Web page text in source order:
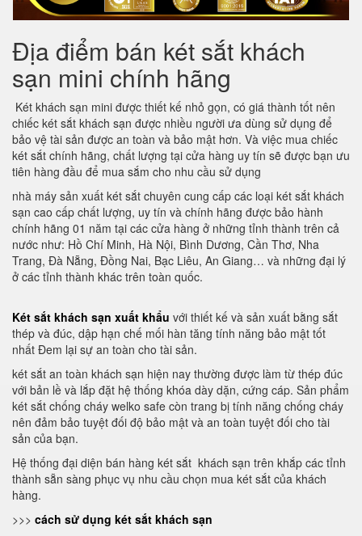
Địa điểm bán két sắt khách
sạn mini chính hãng
Két khách sạn mini được thiết kế nhỏ gọn, có giá thành tốt nên
chiếc két sắt khách sạn được nhiều người ưa dùng sử dụng để
bảo vệ tài sản được an toàn và bảo mật hơn. Và việc mua chiếc
két sắt chính hãng, chất lượng tại cửa hàng uy tín sẽ được bạn ưu
tiên hàng đầu để mua sắm cho nhu cầu sử dụng
nhà máy sản xuất két sắt chuyên cung cấp các loại két sắt khách
sạn cao cấp chất lượng, uy tín và chính hãng được bảo hành
chính hãng 01 năm tại các cửa hàng ở những tỉnh thành trên cả
nước như: Hồ Chí Minh, Hà Nội, Bình Dương, Cần Thơ, Nha
Trang, Đà Nẵng, Đồng Nai, Bạc Liêu, An Giang… và những đại lý
ở các tỉnh thành khác trên toàn quốc.
Két sắt khách sạn xuất khẩu với thiết kế và sản xuất bằng sắt
thép và đúc, dập hạn chế mối hàn tăng tính năng bảo mật tốt
nhất Đem lại sự an toàn cho tài sản.
két sắt an toàn khách sạn hiện nay thường được làm từ thép đúc
với bản lề và lắp đặt hệ thống khóa dày dặn, cứng cáp. Sản phẩm
két sắt chống cháy welko safe còn trang bị tính năng chống cháy
nên đảm bảo tuyệt đối độ bảo mật và an toàn tuyệt đối cho tài
sản của bạn.
Hệ thống đại diện bán hàng két sắt khách sạn trên khắp các tỉnh
thành sẵn sàng phục vụ nhu cầu chọn mua két sắt của khách
hàng.
>>> cách sử dụng két sắt khách sạn